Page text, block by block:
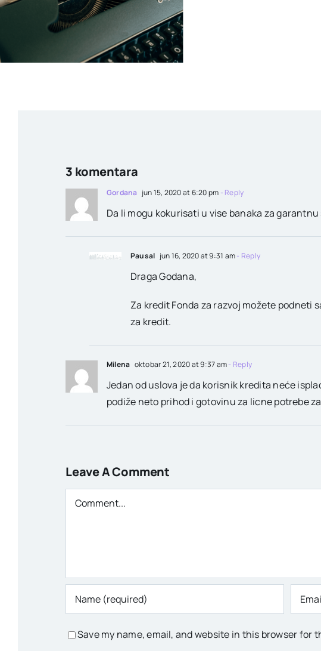
3 komentara
Gordana jun 15, 2020 at 6:20 pm - Reply
Da li mogu kokurisati u vise banaka za garantnu
Pausal jun 16, 2020 at 9:31 am- Reply
Draga Godana,
Za kredit Fonda za razvoj možete podneti
za kredit.
Milena oktobar 21, 2020 at 9:37 am- Reply
Jedan od uslova je da korisnik kredita neće
podiže neto prihod i gotovinu za licne potrebe
Leave A Comment
Comment
Save my name, email, and website in this browser for